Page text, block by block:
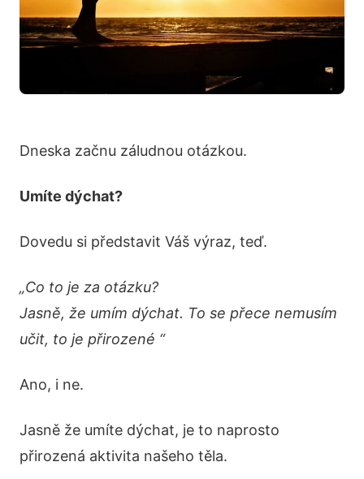
Dneska začnu záludnou otázkou.
Umíte dýchat?
Dovedu si představit Váš výraz, teď.
„Co to je za otázku?
Jasně, že umím dýchat. To se přece nemusím
učit, to je přirozené “
Ano, i ne.
Jasně že umíte dýchat, je to naprosto
přirozená aktivita našeho těla.